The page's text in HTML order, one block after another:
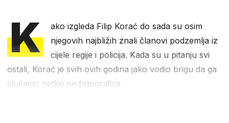
K
ako izgleda Filip Korać do sada su osim
njegovih najbližih znali članovi podzemlja iz
cijele regije i policija. Kada su u pitanju svi
ostali, Korać je svih ovih godina jako vodio brigu da ga
slučajno netko ne fotografira.